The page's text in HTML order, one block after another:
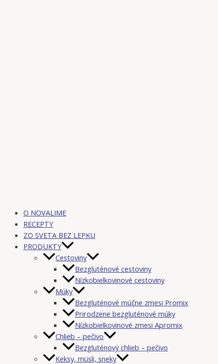
O NOVALIME
RECEPTY
ZO SVETA BEZ LEPKU
PRODUKTY
Cestoviny
Bezgluténové cestoviny
Nízkobielkovinové cestoviny
Múky
Bezgluténové múčne zmesi Promix
Prirodzene bezgluténové múky
Nízkobielkovinové zmesi Apromix
Chlieb – pečivo
Bezgluténový chlieb – pečivo
Keksy, müsli, sneky